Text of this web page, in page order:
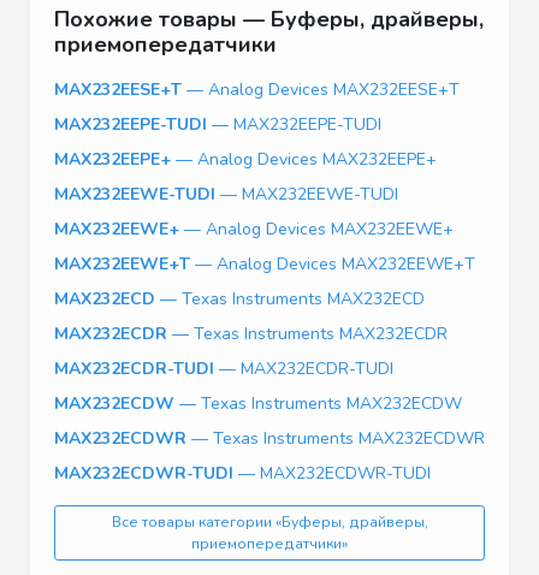
Похожие товары — Буферы, драйверы,
приемопередатчики
MAX232EESE+T — Analog Devices MAX232EESE+T
MAX232EEPE-TUDI — MAX232EEPE-TUDI
MAX232EEPE+ — Analog Devices MAX232EEPE+
MAX232EEWE-TUDI — MAX232EEWE-TUDI
MAX232EEWE+ — Analog Devices MAX232EEWE+
MAX232EEWE+T — Analog Devices MAX232EEWE+T
MAX232ECD — Texas Instruments MAX232ECD
MAX232ECDR — Texas Instruments MAX232ECDR
MAX232ECDR-TUDI — MAX232ECDR-TUDI
MAX232ECDW — Texas Instruments MAX232ECDW
MAX232ECDWR — Texas Instruments MAX232ECDWR
MAX232ECDWR-TUDI — MAX232ECDWR-TUDI
Все товары категории «Буферы, драйверы,
приемопередатчики»